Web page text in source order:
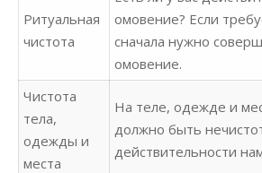
Ритуальная
чистота
омовение? Если
сначала нужно
омовение.
Чистота
тела,
одежды и
места
На теле, одежде и
должно быть
действительности